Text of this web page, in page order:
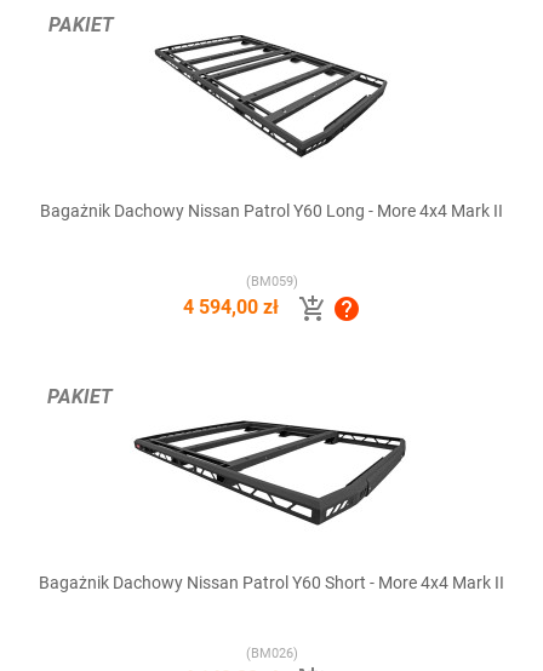
Bagażnik Dachowy Nissan Patrol Y60 Long - More 4x4 Mark II
(BM059)
4 594,00 zł  
PAKIET
Bagażnik Dachowy Nissan Patrol Y60 Short - More 4x4 Mark II
(BM026)
PAKIET